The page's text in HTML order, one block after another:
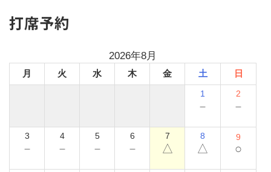
打席予約
2026年8月
月 火 水 木 金 土 日
1
－
2
－
3
－
4
－
5
－
6
－
7
△
8
△
9
○